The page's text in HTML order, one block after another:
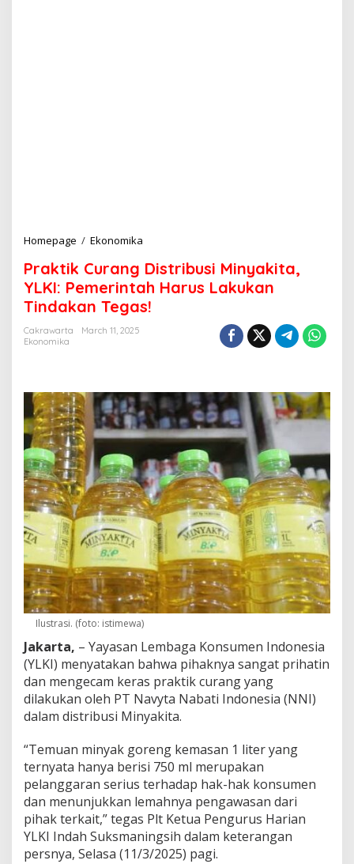
Homepage / Ekonomika
a
k
t
i
n
g
D
i
t
r
i
b
u
i
M
i
n
y
a
i
t
a
L
I
:
P
m
e
r
i
Praktik Curang Distribusi Minyakita,
YLKI: Pemerintah Harus Lakukan
Tindakan Tegas!
Cakrawarta
March 11, 2025
Ekonomika
Ilustrasi. (foto: istimewa)
Jakarta, – Yayasan Lembaga Konsumen Indonesia
(YLKI) menyatakan bahwa pihaknya sangat prihatin
dan mengecam keras praktik curang yang
dilakukan oleh PT Navyta Nabati Indonesia (NNI)
dalam distribusi Minyakita.
“Temuan minyak goreng kemasan 1 liter yang
ternyata hanya berisi 750 ml merupakan
pelanggaran serius terhadap hak-hak konsumen
dan menunjukkan lemahnya pengawasan dari
pihak terkait,” tegas Plt Ketua Pengurus Harian
YLKI Indah Suksmaningsih dalam keterangan
persnya, Selasa (11/3/2025) pagi.